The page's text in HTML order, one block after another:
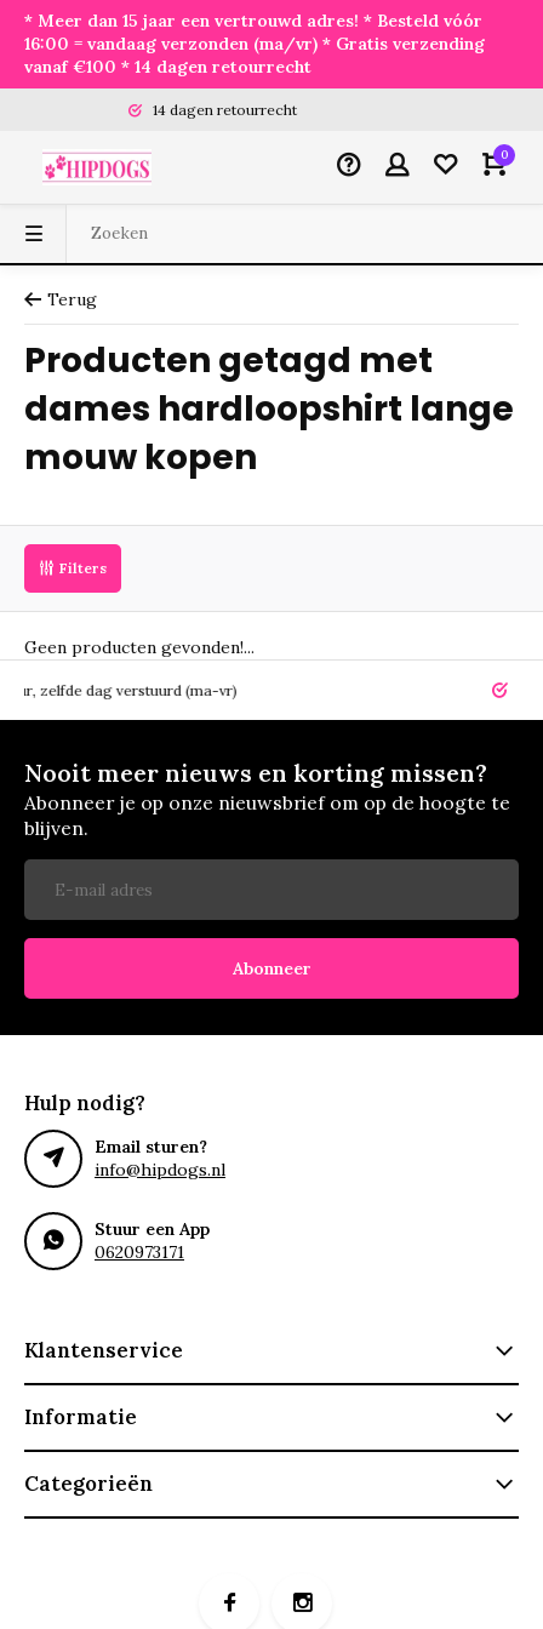
* Meer dan 15 jaar een vertrouwd adres! * Besteld vóór
16:00 = vandaag verzonden (ma/vr) * Gratis verzending
vanaf €100 * 14 dagen retourrecht
14 dagen retourrecht
0
Terug
Producten getagd met
dames hardloopshirt lange
mouw kopen
Filters
Geen producten gevonden!...
dag verstuurd (ma-vr) 14
Nooit meer nieuws en korting missen?
Abonneer je op onze nieuwsbrief om op de hoogte te
blijven.
Abonneer
Hulp nodig?
Email sturen?
info@hipdogs.nl
Stuur een App
0620973171
Klantenservice
Informatie
Categorieën